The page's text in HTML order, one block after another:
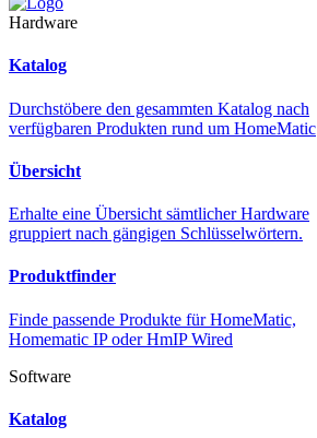
Hardware
Katalog
Durchstöbere den gesammten Katalog nach
verfügbaren Produkten rund um HomeMatic
Übersicht
Erhalte eine Übersicht sämtlicher Hardware
gruppiert nach gängigen Schlüsselwörtern.
Produktfinder
Finde passende Produkte für HomeMatic,
Homematic IP oder HmIP Wired
Software
Katalog